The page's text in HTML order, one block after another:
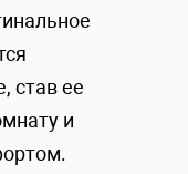
став ее
и